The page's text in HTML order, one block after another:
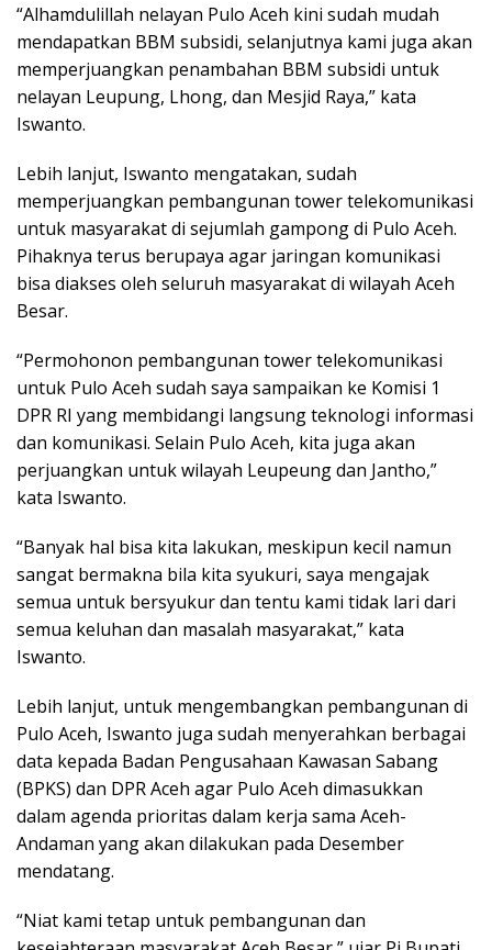
“Alhamdulillah nelayan Pulo Aceh kini sudah mudah
mendapatkan BBM subsidi, selanjutnya kami juga akan
memperjuangkan penambahan BBM subsidi untuk
nelayan Leupung, Lhong, dan Mesjid Raya,” kata
Iswanto.
Lebih lanjut, Iswanto mengatakan, sudah
memperjuangkan pembangunan tower telekomunikasi
untuk masyarakat di sejumlah gampong di Pulo Aceh.
Pihaknya terus berupaya agar jaringan komunikasi
bisa diakses oleh seluruh masyarakat di wilayah Aceh
Besar.
“Permohonon pembangunan tower telekomunikasi
untuk Pulo Aceh sudah saya sampaikan ke Komisi 1
DPR RI yang membidangi langsung teknologi informasi
dan komunikasi. Selain Pulo Aceh, kita juga akan
perjuangkan untuk wilayah Leupeung dan Jantho,”
kata Iswanto.
“Banyak hal bisa kita lakukan, meskipun kecil namun
sangat bermakna bila kita syukuri, saya mengajak
semua untuk bersyukur dan tentu kami tidak lari dari
semua keluhan dan masalah masyarakat,” kata
Iswanto.
Lebih lanjut, untuk mengembangkan pembangunan di
Pulo Aceh, Iswanto juga sudah menyerahkan berbagai
data kepada Badan Pengusahaan Kawasan Sabang
(BPKS) dan DPR Aceh agar Pulo Aceh dimasukkan
dalam agenda prioritas dalam kerja sama Aceh-
Andaman yang akan dilakukan pada Desember
mendatang.
“Niat kami tetap untuk pembangunan dan